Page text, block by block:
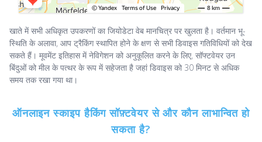
खाते में सभी अधिकृत उपकरणों का जियोडेटा वेब मानचित्र पर खुलता है। वर्तमान भू-
स्थिति के अलावा, आप ट्रैकिंग स्थापित होने के क्षण से सभी डिवाइस गतिविधियों को देख
सकते हैं। मूवमेंट इतिहास में नेविगेशन को अनुकूलित करने के लिए, सॉफ्टवेयर उन
बिंदुओं को मील के पत्थर के रूप में सहेजता है जहां डिवाइस को 30 मिनट से अधिक
समय तक रखा गया था।
ऑनलाइन स्काइप हैकिंग सॉफ़्टवेयर से और कौन लाभान्वित हो
सकता है?